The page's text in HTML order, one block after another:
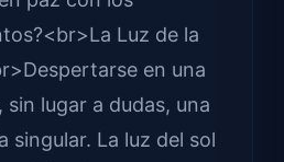
Luz de la
en una
sin lugar a dudas, una
singular. La luz del sol